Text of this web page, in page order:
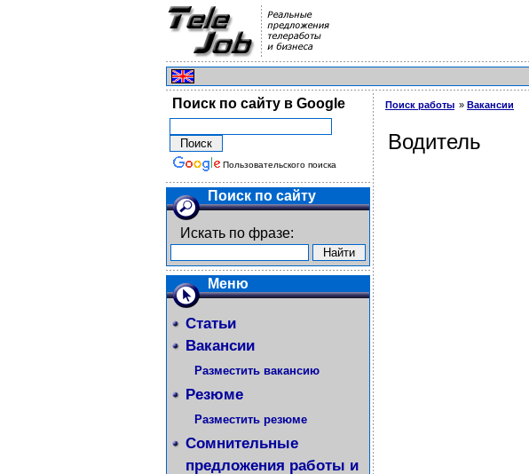
Поиск по сайту в Google
Пользовательского поиска
Поиск по сайту
Искать по фразе:
Меню
Статьи
Вакансии
Разместить вакансию
Резюме
Разместить резюме
Сомнительные
предложения работы и
Поиск работы Вакансии
Водитель